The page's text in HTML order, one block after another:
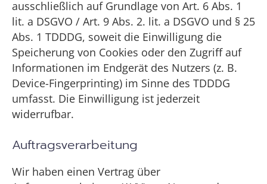
ausschließlich auf Grundlage von Art. 6 Abs. 1
lit. a DSGVO / Art. 9 Abs. 2. lit. a DSGVO und § 25
Abs. 1 TDDDG, soweit die Einwilligung die
Speicherung von Cookies oder den Zugriff auf
Informationen im Endgerät des Nutzers (z. B.
Device-Fingerprinting) im Sinne des TDDDG
umfasst. Die Einwilligung ist jederzeit
widerrufbar.
Auftragsverarbeitung
Wir haben einen Vertrag über